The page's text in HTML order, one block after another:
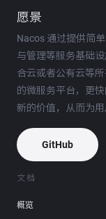
愿景
Nacos 通过提供简
与管理等服务基础
合云或者公有云等
的微服务平台，更
新的价值，从而为用
GitHub
文档
概览